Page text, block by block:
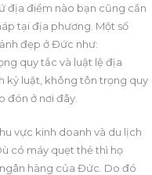
địa điểm nào bạn cũng cần
tại địa phương. Một số
đẹp ở Đức như:
quy tắc và luật lệ địa
kỷ luật, không tôn trọng quy
đón ở nơi đây.
vực kinh doanh và du lịch
có máy quẹt thẻ thì họ
hàng của Đức. Do đó